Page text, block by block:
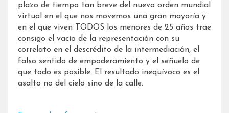
plazo de tiempo tan breve del nuevo orden mundial
virtual en el que nos movemos una gran mayoría y
en el que viven TODOS los menores de 25 años trae
consigo el vacío de la representación con su
correlato en el descrédito de la intermediación, el
falso sentido de empoderamiento y el señuelo de
que todo es posible. El resultado inequívoco es el
asalto no del cielo sino de la calle.